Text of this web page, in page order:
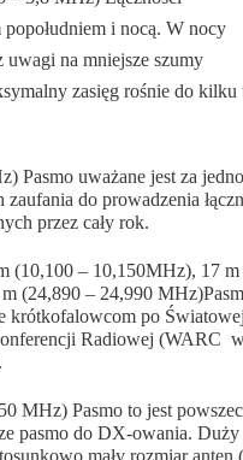
i nocą. W nocy
uwagi na mniejsze szumy
zasięg rośnie do kilku
Pasmo uważane jest za
zaufania do prowadzenia
przez cały rok.
(10,100 – 10,150MHz), 17
(24,890 – 24,990 MHz)
krótkofalowcom po Światowej
Radiowej (WARC
MHz) Pasmo to jest
pasmo do DX-owania.
mały rozmiar anten